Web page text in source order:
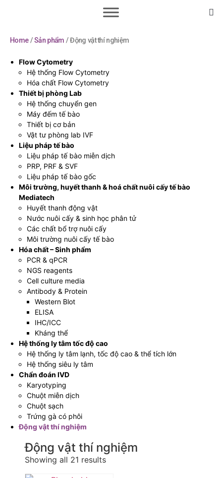
Home/Sản phẩm / Động vật thí nghiệm
Flow Cytometry
Hệ thống Flow Cytometry
Hóa chất Flow Cytometry
Thiết bị phòng Lab
Hệ thống chuyển gen
Máy đếm tế bào
Thiết bị cơ bản
Vật tư phòng lab IVF
Liệu pháp tế bào
Liệu pháp tế bào miễn dịch
PRP, PRF & SVF
Liệu pháp tế bào gốc
Môi trường, huyết thanh & hoá chất nuôi cấy tế bào
Mediatech
Huyết thanh động vật
Nước nuôi cấy & sinh học phân tử
Các chất bổ trợ nuôi cấy
Môi trường nuôi cấy tế bào
Hóa chất – Sinh phẩm
PCR & qPCR
NGS reagents
Cell culture media
Antibody & Protein
Western Blot
ELISA
IHC/ICC
Kháng thể
Hệ thống ly tâm tốc độ cao
Hệ thống ly tâm lạnh, tốc độ cao & thể tích lớn
Hệ thống siêu ly tâm
Chẩn đoán IVD
Karyotyping
Chuột miễn dịch
Chuột sạch
Trứng gà có phôi
Động vật thí nghiệm
Động vật thí nghiệm
Showing all 21 results